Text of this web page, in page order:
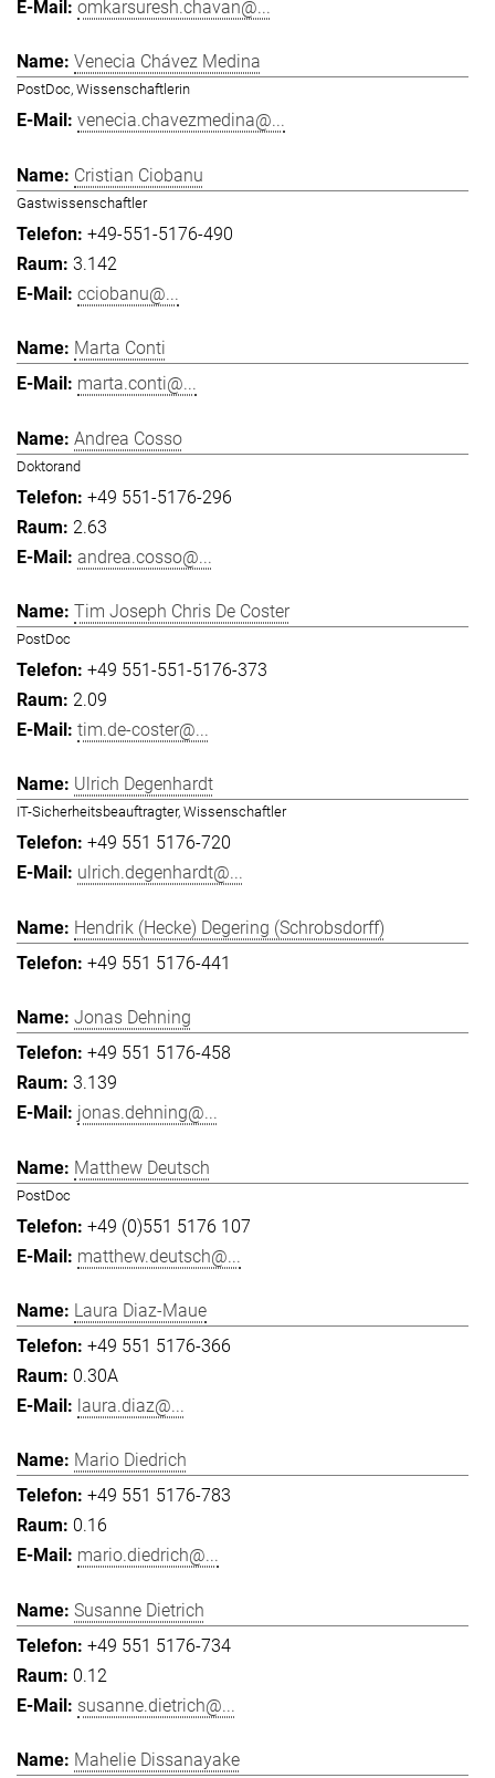
omkarsuresh.chavan@...
Venecia Chávez Medina
PostDoc, Wissenschaftlerin
venecia.chavezmedina@...
Cristian Ciobanu
Gastwissenschaftler
+49-551-5176-490
3.142
cciobanu@...
Marta Conti
marta.conti@...
Andrea Cosso
Doktorand
+49 551-5176-296
2.63
andrea.cosso@...
Tim Joseph Chris De Coster
PostDoc
+49 551-551-5176-373
2.09
tim.de-coster@...
Ulrich Degenhardt
IT-Sicherheitsbeauftragter, Wissenschaftler
+49 551 5176-720
ulrich.degenhardt@...
Hendrik (Hecke) Degering (Schrobsdorff)
+49 551 5176-441
Jonas Dehning
+49 551 5176-458
3.139
jonas.dehning@...
Matthew Deutsch
PostDoc
+49 (0)551 5176 107
matthew.deutsch@...
Laura Diaz-Maue
+49 551 5176-366
0.30A
laura.diaz@...
Mario Diedrich
+49 551 5176-783
0.16
mario.diedrich@...
Susanne Dietrich
+49 551 5176-734
0.12
susanne.dietrich@...
Mahelie Dissanayake